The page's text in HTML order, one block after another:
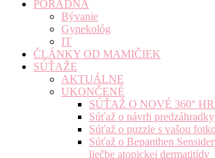
PORADŇA
Bývanie
Gynekológ
IT
ČLÁNKY OD MAMIČIEK
SÚŤAŽE
AKTUÁLNE
UKONČENÉ
SÚŤAŽ O NOVÉ 360°
Súťaž o návrh predzáhradky
Súťaž o puzzle s vašou
Súťaž o Bepanthen
liečbe atopickej dermatitídy